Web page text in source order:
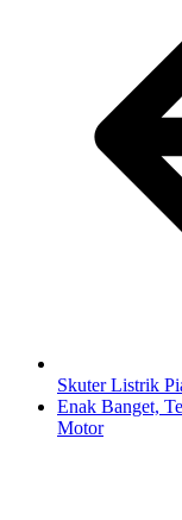
Skuter Listrik
Enak Banget,
Motor